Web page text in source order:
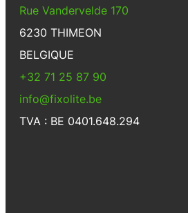
Rue Vandervelde 170
6230 THIMEON
BELGIQUE
+32 71 25 87 90
info@fixolite.be
TVA : BE 0401.648.294